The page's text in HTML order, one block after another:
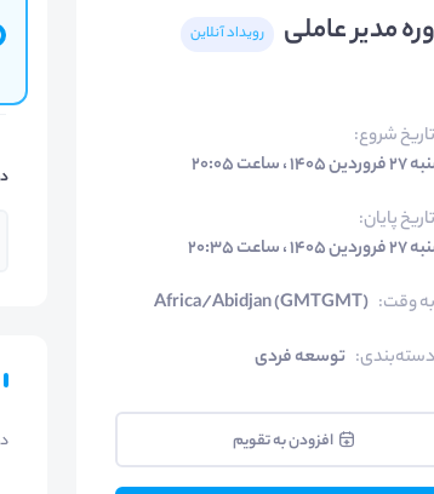
مدیر عاملی رویداد آنلاین
تاریخ شروع:
ساعت ۲۰:۰۵
تاریخ پایان:
ساعت ۲۰:۳۵
به وقت:
Africa/Abidjan (GMTGMT)
دسته‌بندی: توسعه فردی
افزودن به تقویم